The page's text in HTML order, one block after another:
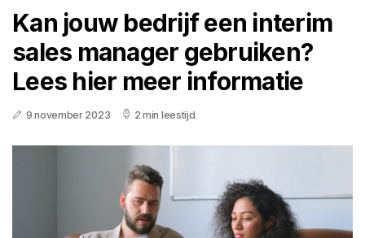
Kan jouw bedrijf een interim
sales manager gebruiken?
Lees hier meer informatie
9 november 2023 2 min leestijd